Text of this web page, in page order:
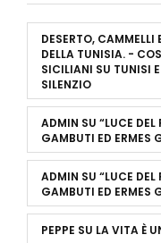
DESERTO, CAMMELLI
DELLA TUNISIA. -
SICILIANI SU TUNISI
SILENZIO
ADMIN SU “LUCE
GAMBUTI ED ERMES
ADMIN SU “LUCE
GAMBUTI ED ERMES
PEPPE SU LA VITA È